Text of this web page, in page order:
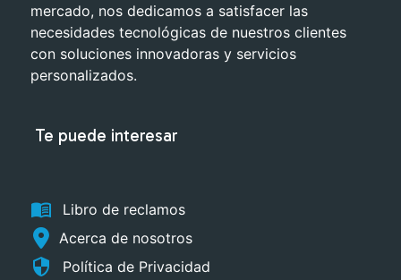
mercado, nos dedicamos a satisfacer las
necesidades tecnológicas de nuestros clientes
con soluciones innovadoras y servicios
personalizados.
Te puede interesar
menu_book
Libro de reclamos
Acerca de nosotros
security Política de Privacidad